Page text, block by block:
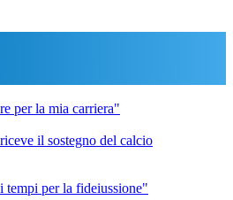
per la mia carriera"
il sostegno del calcio
tempi per la fideiussione"